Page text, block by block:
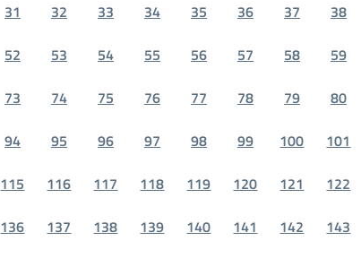
31 32 33 34 35 36 37 38
52 53 54 55 56 57 58 59
73 74 75 76 77 78 79 80
94 95 96 97 98 99 100 101
115 116 117 118 119 120 121 122
136 137 138 139 140 141 142 143